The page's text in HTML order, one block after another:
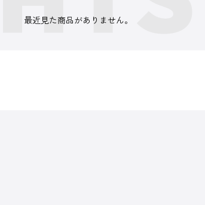
最近見た商品がありません。